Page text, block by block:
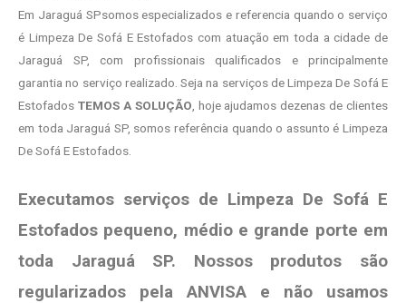
Em Jaraguá SPsomos especializados e referencia quando o serviço
é Limpeza De Sofá E Estofados com atuação em toda a cidade de
Jaraguá SP, com profissionais qualificados e principalmente
garantia no serviço realizado. Seja na serviços de Limpeza De Sofá E
Estofados TEMOS A SOLUÇÃO , hoje ajudamos dezenas de clientes
em toda Jaraguá SP, somos referência quando o assunto é Limpeza
De Sofá E Estofados.
Executamos serviços de Limpeza De Sofá E
Estofados pequeno, médio e grande porte em
toda Jaraguá SP. Nossos produtos são
regularizados pela ANVISA e não usamos